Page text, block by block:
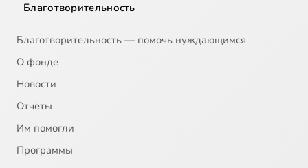
Благотворительность
Благотворительность — помочь нуждающимся
О фонде
Новости
Отчёты
Им помогли
Программы